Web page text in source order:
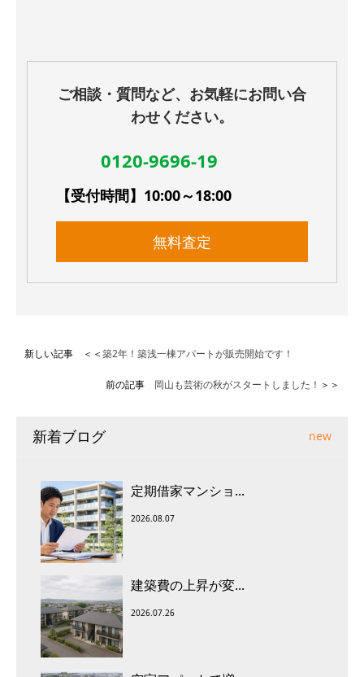
ご相談・質問など、お気軽にお問い合
わせください。
0120-9696-19
【受付時間】10:00～18:00
無料査定
新しい記事 ＜＜築2年！築浅一棟アパートが販売開始です！
前の記事 岡山も芸術の秋がスタートしました！ ＞＞
新着ブログ new
定期借家マンショ...
2026.08.07
建築費の上昇が変...
2026.07.26